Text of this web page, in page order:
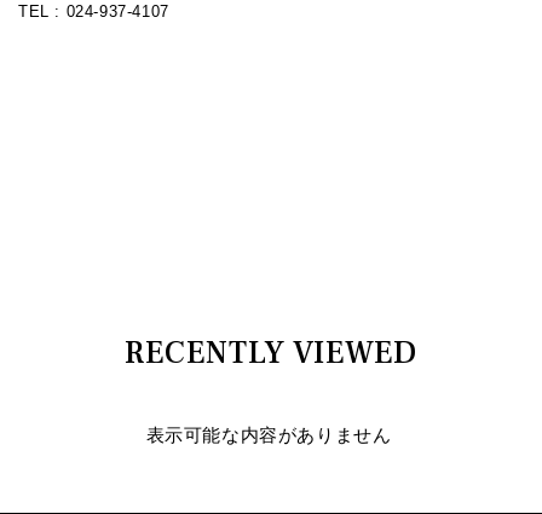
TEL : 024-937-4107
RECENTLY VIEWED
表示可能な内容がありません